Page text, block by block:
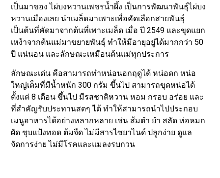
เป็นมาของ ไผ่บงหวานเพชรน้ำผึ้ง เป็นการพัฒนาพันธุ์ไผ่บง
หวานเมืองเลย นำเมล็ดมาเพาะเพื่อคัดเลือกสายพันธุ์
เป็นต้นที่คัดมาจากต้นที่เพาะเมล็ด เมื่อ ปี 2549 และขุดแยก
เหง้าจากต้นแม่มาขยายพันธุ์ ทำให้มีอายุอยู่ได้มากกว่า 50
ปี แน่นอน และลักษณะเหมือนต้นแม่ทุกประการ
ลักษณะเด่น คือสามารถทำหน่อนอกฤดูได้ หน่อดก หน่อ
ใหญ่เต็มที่มีน้ำหนัก 300 กรัม ขึ้นไป สามารถขุดหน่อได้
ตั้งแต่ 8 เดือน ขึ้นไป มีรสชาติหวาน หอม กรอบ อร่อย และ
ที่สำคัญรับประทานสดๆ ได้ ทำให้สามารถนำไปประกอบ
เมนูอาหารได้อย่างหลากหลาย เช่น ส้มตำ ยำ สลัด ห่อหมก
ผัด ชุบแป้งทอด ต้มจืด ไม่มีสารไซยาไนด์ ปลูกง่าย ดูแล
จัดการง่าย ไม่มีโรคและแมลงรบกวน